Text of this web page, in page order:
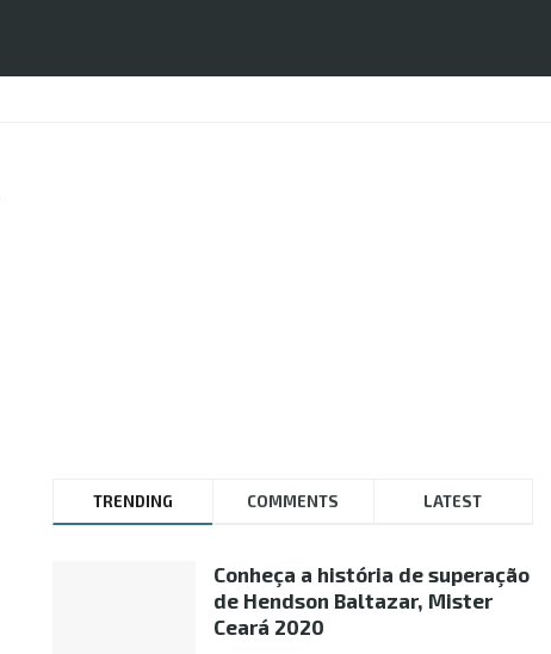
TRENDING COMMENTS LATEST
Conheça a história de superação
de Hendson Baltazar, Mister
Ceará 2020